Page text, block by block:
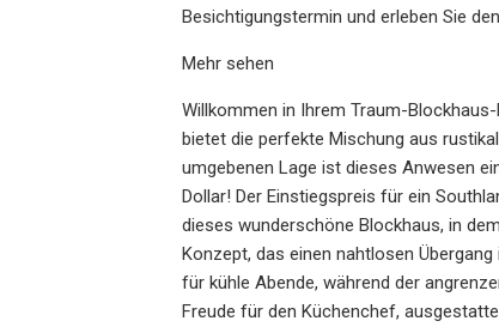
Besichtigungstermin und erleben Sie
Mehr sehen
Willkommen in Ihrem Traum-
bietet die perfekte Mischung aus
umgebenen Lage ist dieses Anwesen
Dollar! Der Einstiegspreis für ein
dieses wunderschöne Blockhaus, in
Konzept, das einen nahtlosen
für kühle Abende, während der
Freude für den Küchenchef,